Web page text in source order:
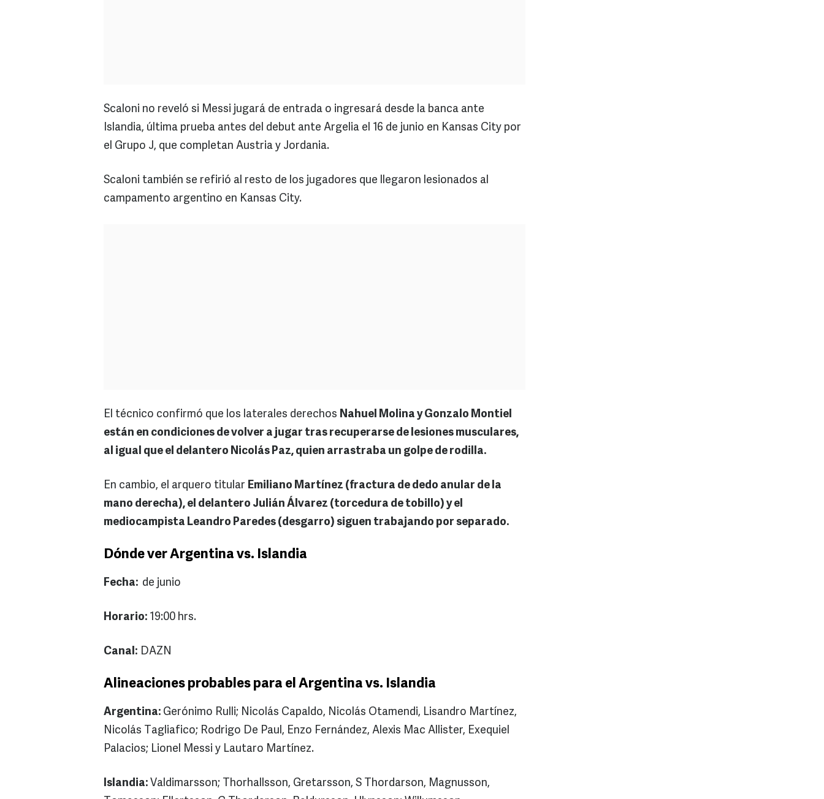
Scaloni no reveló si Messi jugará de entrada o ingresará desde la banca ante
Islandia, última prueba antes del debut ante Argelia el 16 de junio en Kansas City por
el Grupo J, que completan Austria y Jordania.
Scaloni también se refirió al resto de los jugadores que llegaron lesionados al
campamento argentino en Kansas City.
El técnico confirmó que los laterales derechos Nahuel Molina y Gonzalo Montiel
están en condiciones de volver a jugar tras recuperarse de lesiones musculares,
al igual que el delantero Nicolás Paz, quien arrastraba un golpe de rodilla.
En cambio, el arquero titular Emiliano Martínez (fractura de dedo anular de la
mano derecha), el delantero Julián Álvarez (torcedura de tobillo) y el
mediocampista Leandro Paredes (desgarro) siguen trabajando por separado.
Dónde ver Argentina vs. Islandia
Fecha: de junio
Horario: 19:00 hrs.
Canal: DAZN
Alineaciones probables para el Argentina vs. Islandia
Argentina: Gerónimo Rulli; Nicolás Capaldo, Nicolás Otamendi, Lisandro Martínez,
Nicolás Tagliafico; Rodrigo De Paul, Enzo Fernández, Alexis Mac Allister, Exequiel
Palacios; Lionel Messi y Lautaro Martínez.
Islandia: Valdimarsson; Thorhallsson, Gretarsson, S Thordarson, Magnusson,